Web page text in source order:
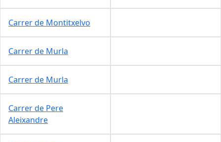
Carrer de Montitxelvo
Carrer de Murla
Carrer de Murla
Carrer de Pere
Aleixandre